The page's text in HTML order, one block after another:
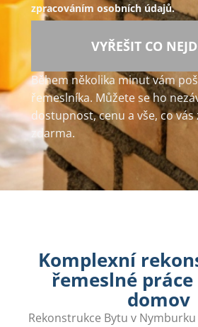
zpracováním osobních údajů.
VYŘEŠIT CO
Během několika minut vám
řemeslníka. Můžete se ho
dostupnost, cenu a vše, co vás
zdarma.
Komplexní
řemeslné
domov
Rekonstrukce Bytu v